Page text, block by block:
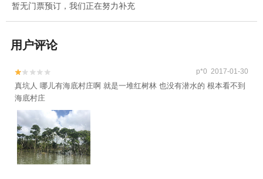
暂无门票预订，我们正在努力补充
用户评论

 p*0 2017-01-30
真坑人 哪儿有海底村庄啊 就是一堆红树林 也没有潜水的 根本看不到
海底村庄